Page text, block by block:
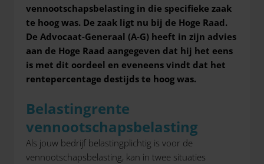
vennootschapsbelasting in die specifieke zaak
te hoog was. De zaak ligt nu bij de Hoge Raad.
De Advocaat-Generaal (A-G) heeft in zijn advies
aan de Hoge Raad aangegeven dat hij het eens
is met dit oordeel en eveneens vindt dat het
rentepercentage destijds te hoog was.
Belastingrente
vennootschapsbelasting
Als jouw bedrijf belastingplichtig is voor de
vennootschapsbelasting, kan in twee situaties